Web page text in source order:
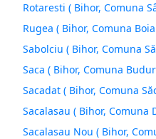
Rotaresti ( Bihor, Comuna
Rugea ( Bihor, Comuna
Sabolciu ( Bihor, Comuna
Saca ( Bihor, Comuna
Sacadat ( Bihor, Comuna
Sacalasau ( Bihor, Comuna
Sacalasau Nou ( Bihor,